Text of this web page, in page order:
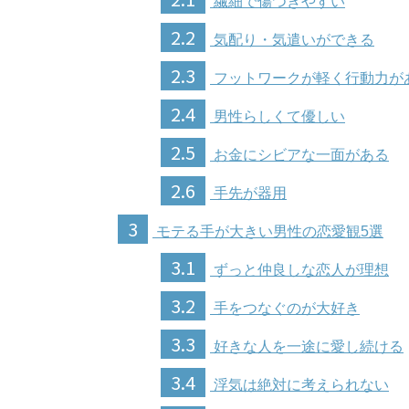
2.2 気配り・気遣いができる
2.3 フットワークが軽く行動力が
2.4 男性らしくて優しい
2.5 お金にシビアな一面がある
2.6 手先が器用
3 モテる手が大きい男性の恋愛観5選
3.1 ずっと仲良しな恋人が理想
3.2 手をつなぐのが大好き
3.3 好きな人を一途に愛し続ける
3.4 浮気は絶対に考えられない